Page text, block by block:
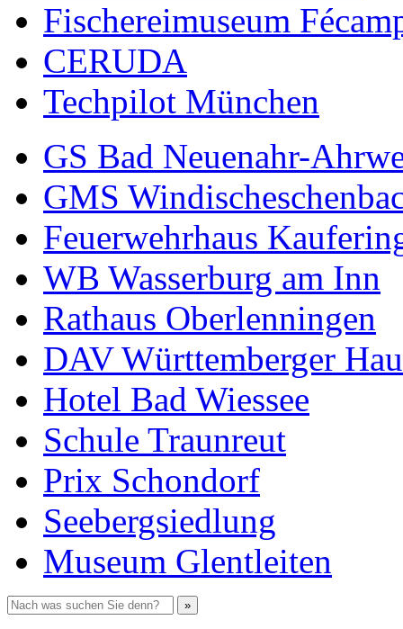
Fischereimuseum
CERUDA
Techpilot München
GS Bad Neuenahr-
GMS
Feuerwehrhaus
WB Wasserburg am Inn
Rathaus Oberlenningen
DAV Württemberger
Hotel Bad Wiessee
Schule Traunreut
Prix Schondorf
Seebergsiedlung
Museum Glentleiten